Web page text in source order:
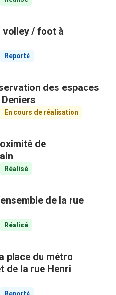
volley / foot à
Reporté
des espaces
En cours de réalisation
de
Réalisé
de la rue
Réalisé
place du métro
de la rue Henri